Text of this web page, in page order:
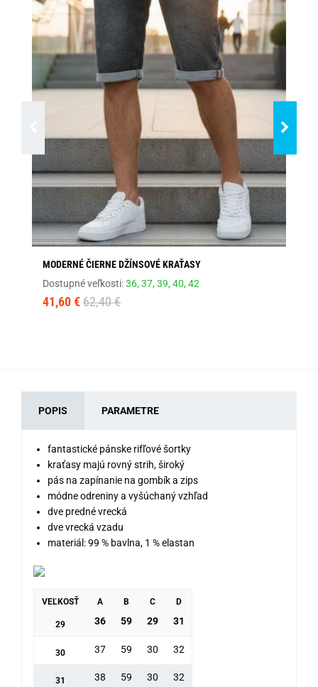
MODERNÉ ČIERNE DŽÍNSOVÉ KRAŤASY
Dostupné veľkosti:36,37,39,40,42
41,60 € 62,40 €
POPIS PARAMETRE
fantastické pánske rifľové šortky
kraťasy majú rovný strih, široký
pás na zapínanie na gombík a zips
módne odreniny a vyšúchaný vzhľad
dve predné vrecká
dve vrecká vzadu
materiál: 99 % bavlna, 1 % elastan
VEĽKOSŤ A B C D
29 36 59 29 31
30 37 59 30 32
31 38 59 30 32